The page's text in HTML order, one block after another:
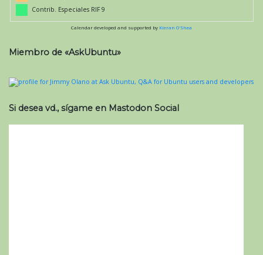
Contrib. Especiales RIF 9
Calendar developed and supported by Kieran O'Shea
Miembro de «AskUbuntu»
Si desea vd., sígame en Mastodon Social